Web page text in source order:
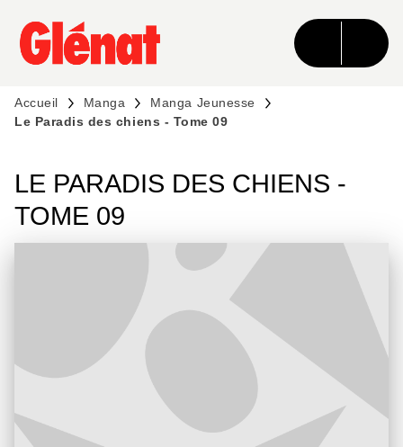
MENU RECHERCHE CONTENU
PIED DE PAGE
Accueil Manga
Manga Jeunesse
Le Paradis des chiens - Tome 09
LE PARADIS DES CHIENS -
TOME 09